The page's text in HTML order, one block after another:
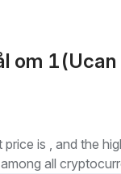
om
is , and the
all